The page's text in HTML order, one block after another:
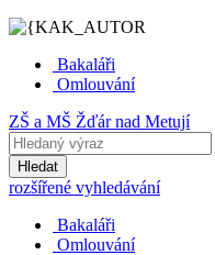
Bakaláři
Omlouvání
ZŠ a MŠ Žďár nad Metují
Hledat
rozšířené vyhledávání
Bakaláři
Omlouvání